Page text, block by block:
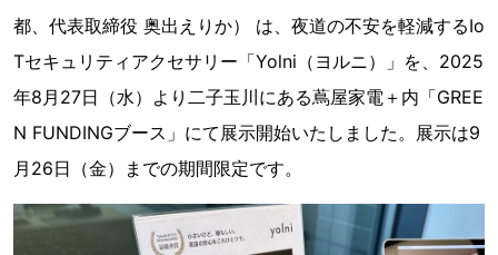
都、代表取締役 奥出えりか） は、夜道の不安を軽減するIo
Tセキュリティアクセサリー「Yolni（ヨルニ）」を、2025
年8月27日（水）より二子玉川にある蔦屋家電＋内「GREE
N FUNDINGブース」にて展示開始いたしました。展示は9
月26日（金）までの期間限定です。